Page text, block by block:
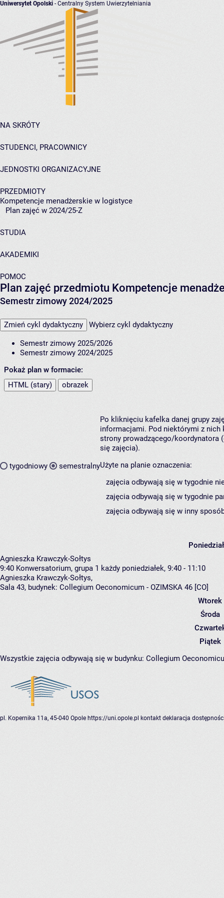
Uniwersytet Opolski - Centralny System Uwierzytelniania
NA SKRÓTY
STUDENCI, PRACOWNICY
JEDNOSTKI ORGANIZACYJNE
PRZEDMIOTY
Kompetencje menadżerskie w logistyce
Plan zajęć w 2024/25-Z
STUDIA
AKADEMIKI
POMOC
Plan zajęć przedmiotu Kompetencje
Semestr zimowy 2024/2025
Zmień cykl dydaktyczny Wybierz cykl dydaktyczny
Semestr zimowy 2025/2026
Semestr zimowy 2024/2025
Pokaż plan w formacie:
HTML (stary)
obrazek
tygodniowy semestralny
Po kliknięciu kafelka danej grupy
informacjami. Pod niektórymi z nich
strony prowadzącego/koordynatora
się zajęcia).
Użyte na planie oznaczenia:
zajęcia odbywają się w tygodnie
zajęcia odbywają się w tygodnie
zajęcia odbywają się w inny
Agnieszka Krawczyk-Sołtys
9:40 Konwersatorium, grupa 1 każdy poniedziałek, 9:40 - 11:10
Agnieszka Krawczyk-Sołtys,
Sala 43, budynek: Collegium Oeconomicum - OZIMSKA 46 [CO]
Wtorek
Środa
Piątek
Wszystkie zajęcia odbywają się w budynku: Collegium
pl. Kopernika 11a, 45-040 Opole https://uni.opole.pl kontakt deklaracja